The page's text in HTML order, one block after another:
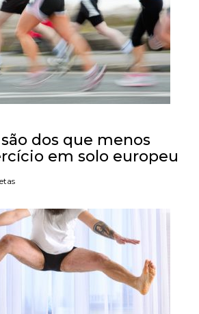
dos que menos
em solo europeu